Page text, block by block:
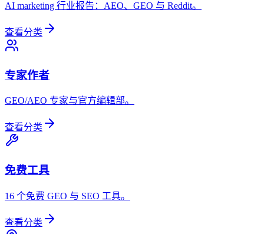
AI marketing 行业报告：AEO、GEO 与 Reddit。
查看分类
专家作者
GEO/AEO 专家与官方编辑部。
查看分类
免费工具
16 个免费 GEO 与 SEO 工具。
查看分类